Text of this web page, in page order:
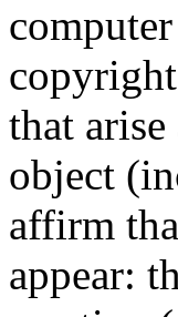
that
object
affirm
appear: